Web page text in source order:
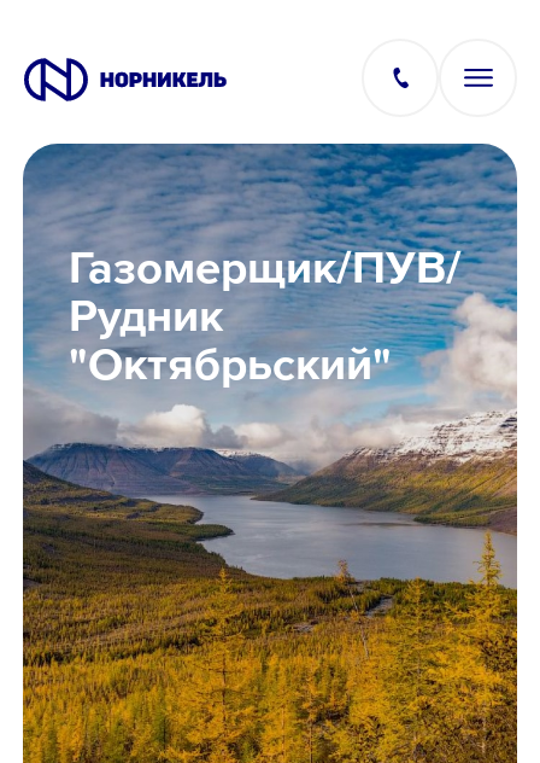
Вакансии
Производство
Офис
IT
Студентам
Школьникам
Локации
Газомерщик/ПУВ/
Рудник
"Октябрьский"